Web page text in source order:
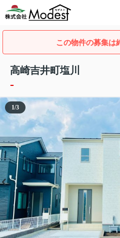
この物件の募集は
高崎吉井町塩川
-
1/3